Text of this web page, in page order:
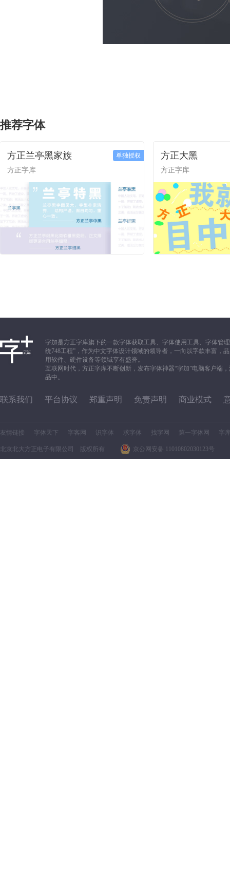
推荐字体
方正兰亭黑家族
方正字库
单独授权 方正大黑
方正字库
字加是方正字库旗下的一款字体获取工具、字体使用工具、字体管
统748工程”，作为中文字体设计领域的领导者，一向以字款丰富，
用软件、硬件设备等领域享有盛誉。
互联网时代，方正字库不断创新，发布字体神器“字加”电脑客户端
品中。
联系我们 平台协议 郑重声明 免责声明 商业模式
友情链接 字体天下 字客网 识字体 求字体 找字网 第一字体网 字
北京北大方正电子有限公司 版权所有 京公网安备 11010802030123号